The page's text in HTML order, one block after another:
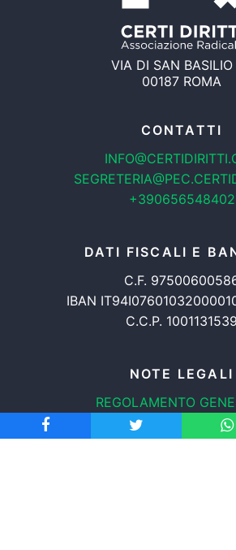
VIA DI SAN
00187 ROMA
CONTATTI
+390656548402
DATI FISCALI E
C.F.
IBAN
C.C.P. 1001131539
NOTE LEGALI
REGOLAMENTO
PROTEZIONE DATI
INFORMATIVA